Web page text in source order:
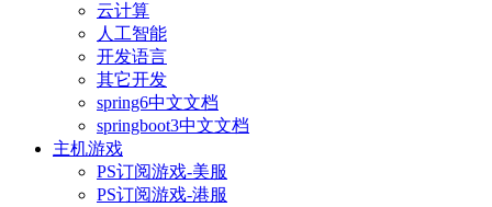
云计算
人工智能
开发语言
其它开发
spring6中文文档
springboot3中文文档
主机游戏
PS订阅游戏-美服
PS订阅游戏-港服